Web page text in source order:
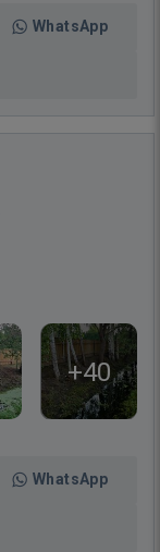
WhatsApp
+40
WhatsApp